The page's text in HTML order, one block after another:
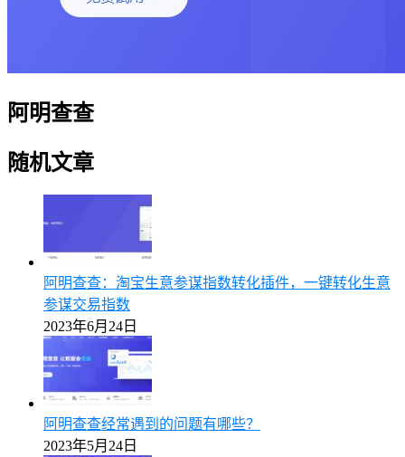
阿明查查
随机文章
阿明查查：淘宝生意参谋指数转化插件，一键转化生意
参谋交易指数
2023年6月24日
阿明查查经常遇到的问题有哪些？
2023年5月24日